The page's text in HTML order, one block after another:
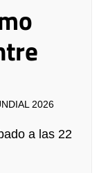
2026
a las 22